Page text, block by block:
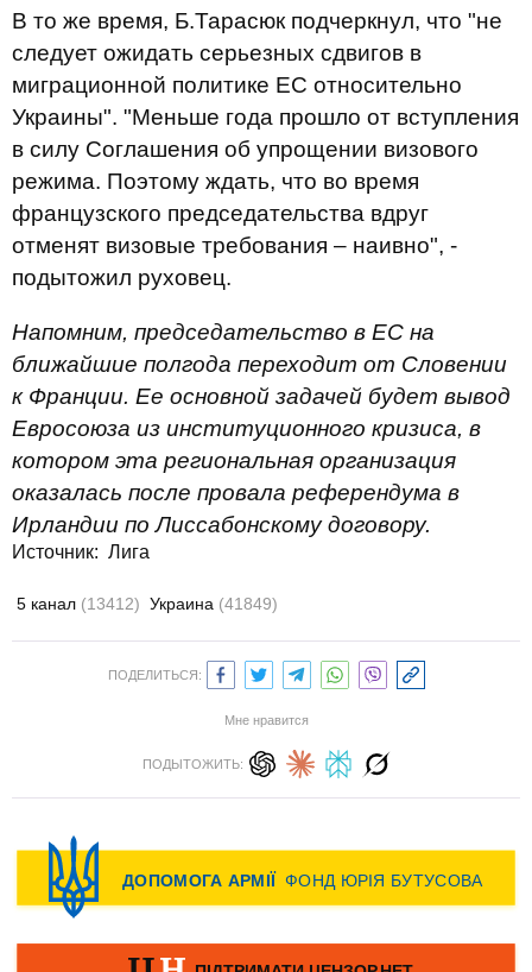
В то же время, Б.Тарасюк подчеркнул, что "не
следует ожидать серьезных сдвигов в
миграционной политике ЕС относительно
Украины". "Меньше года прошло от вступления
в силу Соглашения об упрощении визового
режима. Поэтому ждать, что во время
французского председательства вдруг
отменят визовые требования – наивно", -
подытожил руховец.
Напомним, председательство в ЕС на
ближайшие полгода переходит от Словении
к Франции. Ее основной задачей будет вывод
Евросоюза из институционного кризиса, в
котором эта региональная организация
оказалась после провала референдума в
Ирландии по Лиссабонскому договору.
Источник: Лига
5 канал (13412) Украина (41849)
ПОДЕЛИТЬСЯ:
Мне нравится
ПОДЫТОЖИТЬ: